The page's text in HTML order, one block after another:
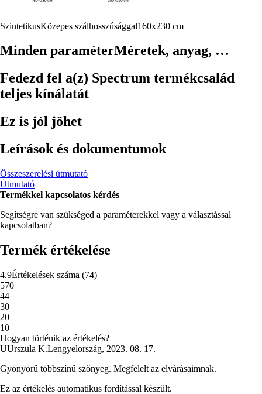
SzintetikusKözepes szálhosszúsággal160x230 cm
Minden paraméterMéretek, anyag, …
Fedezd fel a(z) Spectrum termékcsalád
teljes kínálatát
Ez is jól jöhet
Leírások és dokumentumok
Összeszerelési útmutató
Útmutató
Termékkel kapcsolatos kérdés
Segítségre van szükséged a paraméterekkel vagy a választással
kapcsolatban?
Termék értékelése
4.9Értékelések száma (74)
570
44
30
20
10
Hogyan történik az értékelés?
UUrszula K.Lengyelország, 2023. 08. 17.
Gyönyörű többszínű szőnyeg. Megfelelt az elvárásaimnak.
Ez az értékelés automatikus fordítással készült.